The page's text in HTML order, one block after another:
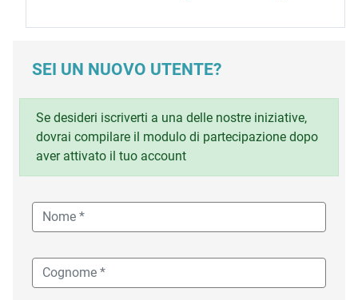
SEI UN NUOVO UTENTE?
Se desideri iscriverti a una delle nostre iniziative,
dovrai compilare il modulo di partecipazione dopo
aver attivato il tuo account